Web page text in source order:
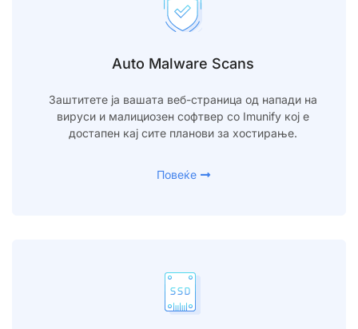
Auto Malware Scans
Заштитете ја вашата веб-страница од напади на
вируси и малициозен софтвер со Imunify кој е
достапен кај сите планови за хостирање.
Повеќе